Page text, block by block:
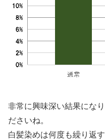
非常に興味深い結果にな
ださいね。
白髪染めは何度も繰り返